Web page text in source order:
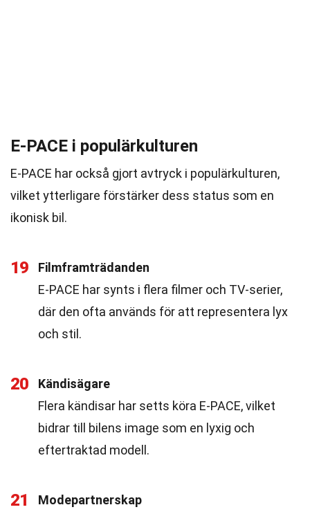
E-PACE i populärkulturen
E-PACE har också gjort avtryck i populärkulturen,
vilket ytterligare förstärker dess status som en
ikonisk bil.
19
Filmframträdanden
E-PACE har synts i flera filmer och TV-serier,
där den ofta används för att representera lyx
och stil.
20
Kändisägare
Flera kändisar har setts köra E-PACE, vilket
bidrar till bilens image som en lyxig och
eftertraktad modell.
21
Modepartnerskap